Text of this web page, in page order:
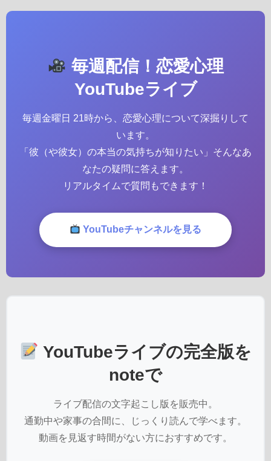
毎週配信！恋愛心理
YouTubeライブ
毎週金曜日 21時から、恋愛心理について深掘りして
います。
「彼（や彼女）の本当の気持ちが知りたい」そんなあ
なたの疑問に答えます。
リアルタイムで質問もできます！
YouTubeチャンネルを見る
YouTubeライブの完全版を
noteで
ライブ配信の文字起こし版を販売中。
通勤中や家事の合間に、じっくり読んで学べます。
動画を見返す時間がない方におすすめです。